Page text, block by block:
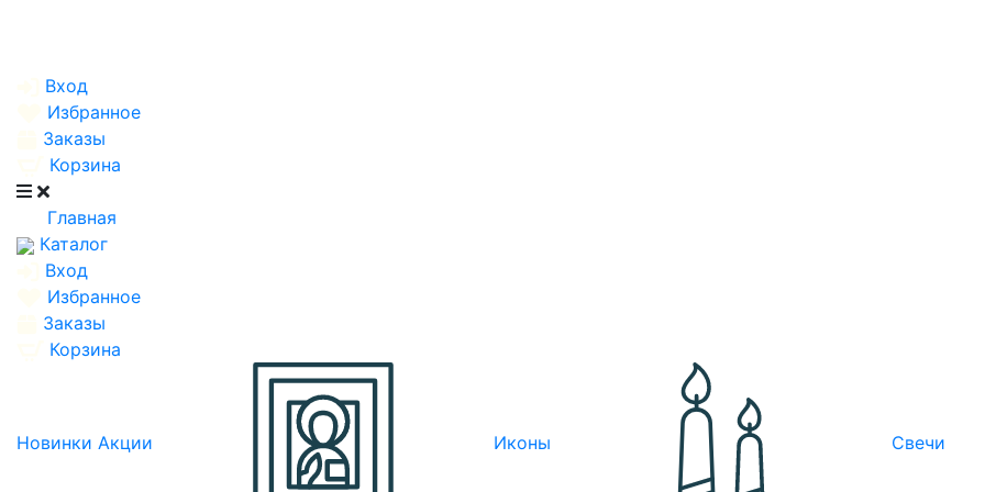
Вход
Избранное
Заказы
Корзина
Главная
Каталог
Вход
Избранное
Заказы
Корзина
Новинки Акции Иконы Свечи